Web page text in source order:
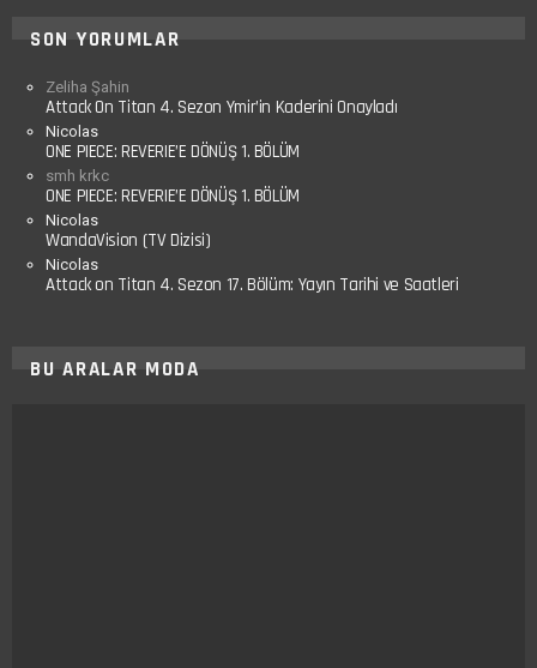
SON YORUMLAR
Zeliha Şahin
Attack On Titan 4. Sezon Ymir’in Kaderini Onayladı
Nicolas
ONE PIECE: REVERIE’E DÖNÜŞ 1. BÖLÜM
smh krkc
ONE PIECE: REVERIE’E DÖNÜŞ 1. BÖLÜM
Nicolas
WandaVision (TV Dizisi)
Nicolas
Attack on Titan 4. Sezon 17. Bölüm: Yayın Tarihi ve Saatleri
BU ARALAR MODA